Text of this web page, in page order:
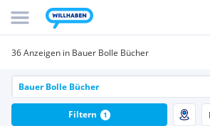
36 Anzeigen in Bauer Bolle Bücher
Filtern 1